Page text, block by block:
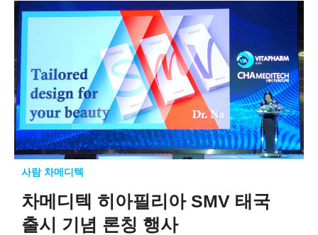
게 성장하고 있다. 2000년부터…
사람 차메디텍
차메디텍 히아필리아 SMV 태국
출시 기념 론칭 행사